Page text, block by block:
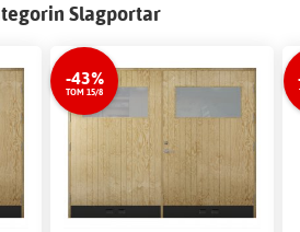
Slagportar
-43%
TOM 15/8